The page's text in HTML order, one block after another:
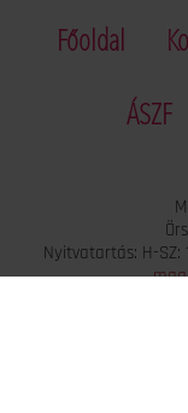
Főoldal
ÁSZF
Nyitvatartás: H-SZ: